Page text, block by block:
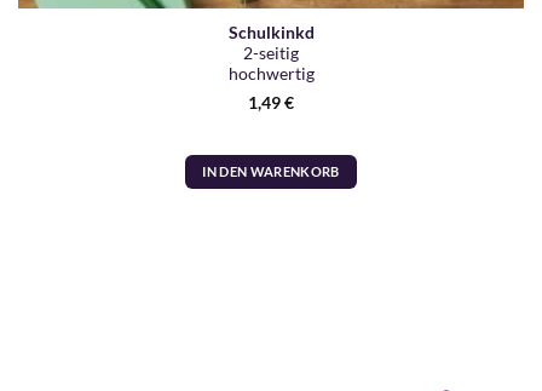
Schulkinkd
2-seitig
hochwertig
1,49€
IN DEN WARENKORB